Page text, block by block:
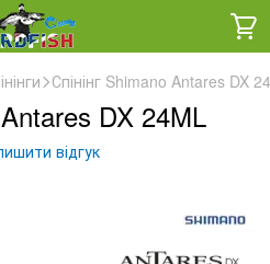
Спінінг Shimano Antares DX
DX 24ML
відгук